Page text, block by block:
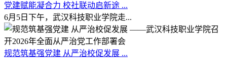
党建赋能凝合力 校社联动启新途 ...
6月5日下午，武汉科技职业学院走...
规范筑基强党建 从严治校促发展 ...